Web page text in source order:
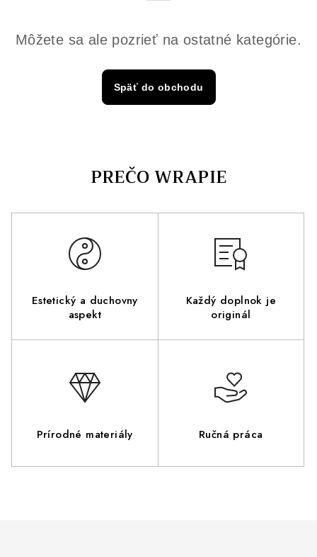
Môžete sa ale pozrieť na ostatné kategórie.
Späť do obchodu
Estetický a duchovny
aspekt
Každý doplnok je
originál
Prírodné materiály Ručná práca